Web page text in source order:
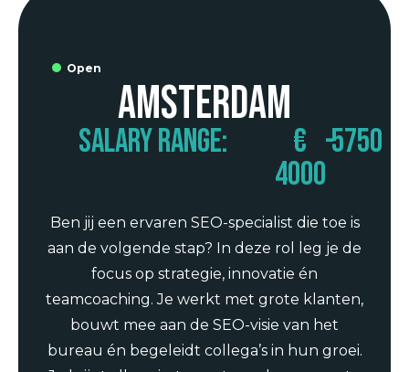
Open
Amsterdam
Salary range:
€
4000
-5750
Ben jij een ervaren SEO-specialist die toe is
aan de volgende stap? In deze rol leg je de
focus op strategie, innovatie én
teamcoaching. Je werkt met grote klanten,
bouwt mee aan de SEO-visie van het
bureau én begeleidt collega’s in hun groei.